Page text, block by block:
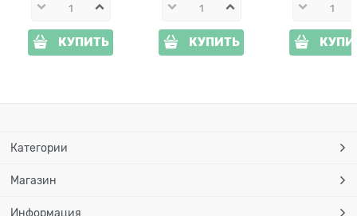
КУПИТЬ КУПИТЬ
Категории
Магазин
Информация